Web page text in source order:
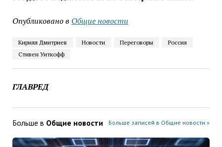
Опубликовано в Общие новости
Кирилл Дмитриев Новости Переговоры
Россия
Стивен Уиткофф
ГЛАВРЕД
Больше в Общие новости Больше записей в Общие новости »